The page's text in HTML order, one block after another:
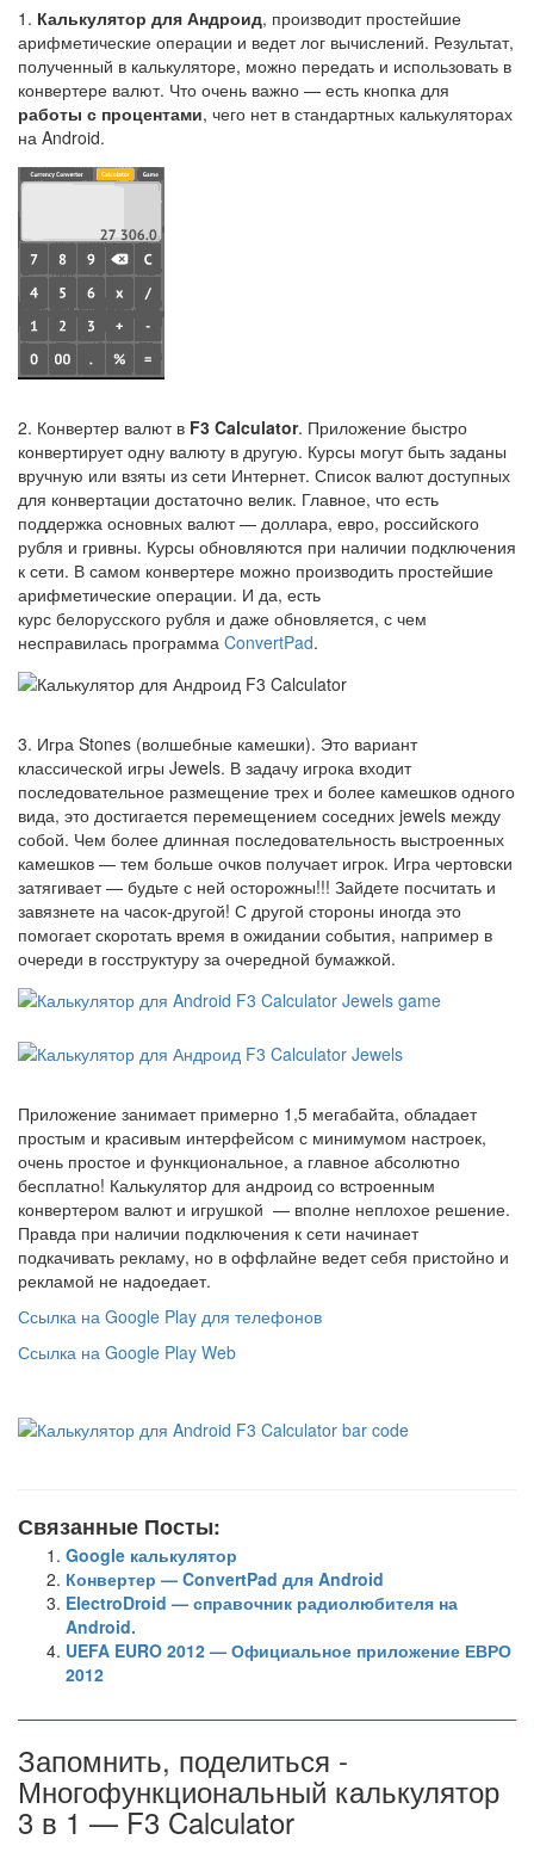
1. Калькулятор для Андроид, производит простейшие
арифметические операции и ведет лог вычислений. Результат,
полученный в калькуляторе, можно передать и использовать в
конвертере валют. Что очень важно — есть кнопка для
работы с процентами, чего нет в стандартных калькуляторах
на Android.
2. Конвертер валют в F3 Calculator. Приложение быстро
конвертирует одну валюту в другую. Курсы могут быть заданы
вручную или взяты из сети Интернет. Список валют доступных
для конвертации достаточно велик. Главное, что есть
поддержка основных валют — доллара, евро, российского
рубля и гривны. Курсы обновляются при наличии подключения
к сети. В самом конвертере можно производить простейшие
арифметические операции. И да, есть
курс белорусского рубля и даже обновляется, с чем
несправилась программа ConvertPad.
3. Игра Stones (волшебные камешки). Это вариант
классической игры Jewels. В задачу игрока входит
последовательное размещение трех и более камешков одного
вида, это достигается перемещением соседних jewels между
собой. Чем более длинная последовательность выстроенных
камешков — тем больше очков получает игрок. Игра чертовски
затягивает — будьте с ней осторожны!!! Зайдете посчитать и
завязнете на часок-другой! С другой стороны иногда это
помогает скоротать время в ожидании события, например в
очереди в госструктуру за очередной бумажкой.
Приложение занимает примерно 1,5 мегабайта, обладает
простым и красивым интерфейсом с минимумом настроек,
очень простое и функциональное, а главное абсолютно
бесплатно! Калькулятор для андроид со встроенным
конвертером валют и игрушкой — вполне неплохое решение.
Правда при наличии подключения к сети начинает
подкачивать рекламу, но в оффлайне ведет себя пристойно и
рекламой не надоедает.
Ссылка на Google Play для телефонов
Ссылка на Google Play Web
Связанные Посты:
Google калькулятор
Конвертер — ConvertPad для Android
ElectroDroid — справочник радиолюбителя на
Android.
UEFA EURO 2012 — Официальное приложение ЕВРО
2012
Запомнить, поделиться -
Многофункциональный калькулятор
3 в 1 — F3 Calculator